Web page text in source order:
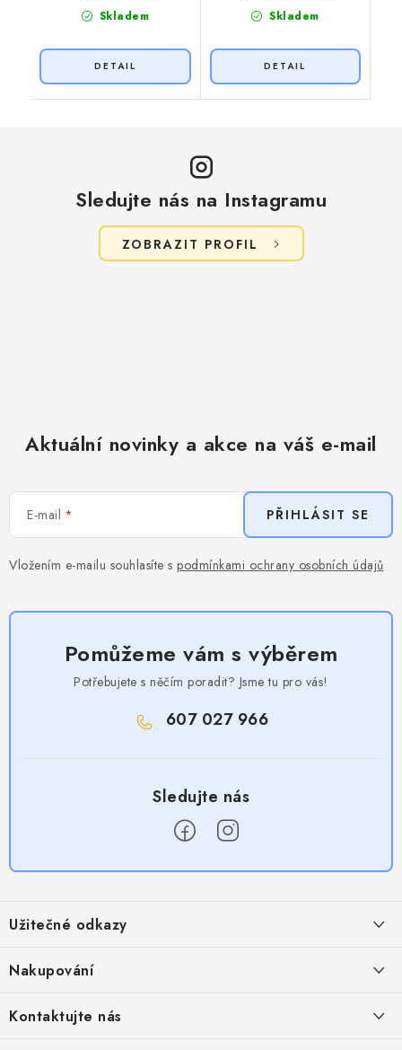
Skladem Skladem
Sledujte nás na Instagramu
ZOBRAZIT PROFIL
Aktuální novinky a akce na váš e-mail
E-mail
Vložením e-mailu souhlasíte s podmínkami ochrany osobních údajů
PŘIHLÁSIT SE
Pomůžeme vám s výběrem
Potřebujete s něčím poradit? Jsme tu pro vás!
607 027 966
p
a
Užitečné odkazy
Provizní systém
Nakupování
Kontaktujte nás